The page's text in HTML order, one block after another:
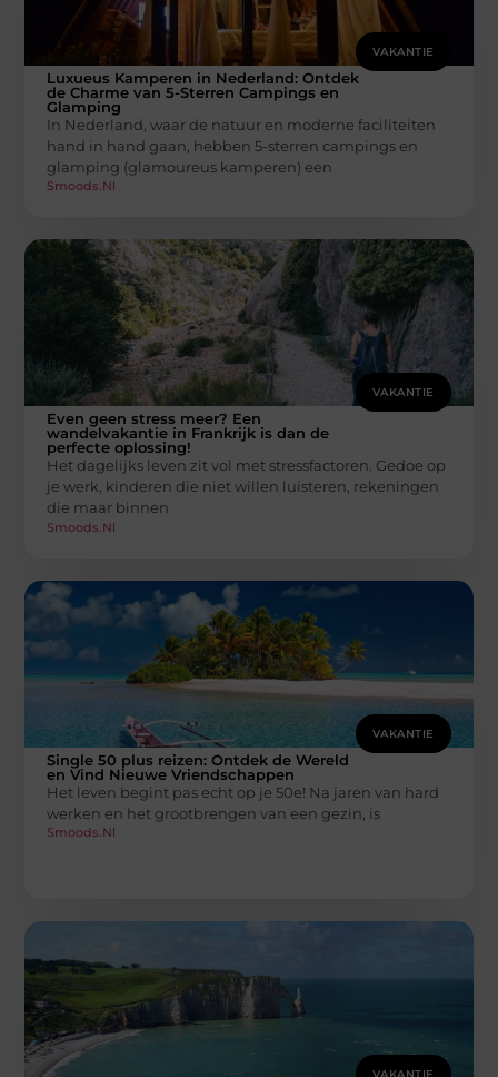
VAKANTIE
Luxueus Kamperen in Nederland: Ontdek
de Charme van 5-Sterren Campings en
Glamping
In Nederland, waar de natuur en moderne faciliteiten
hand in hand gaan, hebben 5-sterren campings en
glamping (glamoureus kamperen) een
Smoods.nl
VAKANTIE
Even geen stress meer? Een
wandelvakantie in Frankrijk is dan de
perfecte oplossing!
Het dagelijks leven zit vol met stressfactoren. Gedoe op
je werk, kinderen die niet willen luisteren, rekeningen
die maar binnen
Smoods.nl
VAKANTIE
Single 50 plus reizen: Ontdek de Wereld
en Vind Nieuwe Vriendschappen
Het leven begint pas echt op je 50e! Na jaren van hard
werken en het grootbrengen van een gezin, is
Smoods.nl